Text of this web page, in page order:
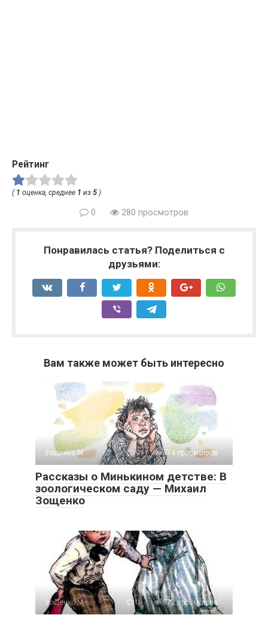
Рейтинг
( 1 оценка, среднее 1 из 5 )
0 280 просмотров
Понравилась статья? Поделиться с
друзьями:
Вам также может быть интересно
Зощенко М. 0 674 просмотров
Рассказы о Минькином детстве: В
зоологическом саду — Михаил
Зощенко
Зощенко М. 0 572 просмотров